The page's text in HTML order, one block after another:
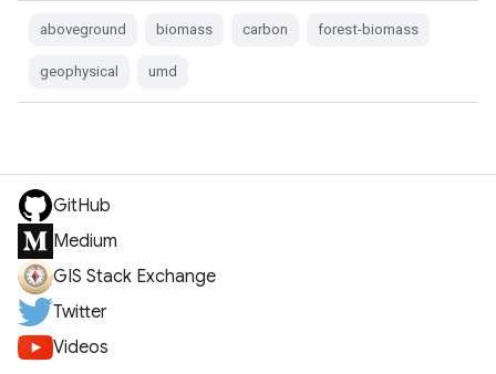
aboveground biomass carbon forest-biomass
geophysical umd
GitHub
Medium
GIS Stack Exchange
Twitter
Videos